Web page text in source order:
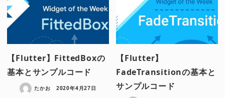
【Flutter】FittedBoxの
基本とサンプルコード
たかお 2020年4月27日
【Flutter】
FadeTransitionの基本と
サンプルコード